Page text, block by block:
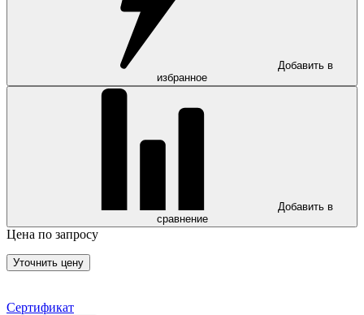
Добавить в
избранное
Добавить в
сравнение
Цена по запросу
Уточнить цену
Сертификат